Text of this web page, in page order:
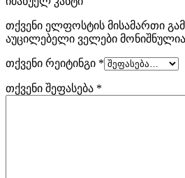
heuer.
brand
replica
tag
თქვენი ელფოსტის მისამართი
აუცილებელი ველები მონიშნულია
თქვენი რეიტინგი *
თქვენი შეფასება *